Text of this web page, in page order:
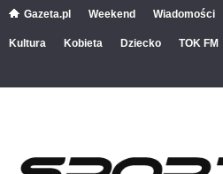
Gazeta.pl Weekend Wiadomości
Kultura Kobieta Dziecko TOK FM